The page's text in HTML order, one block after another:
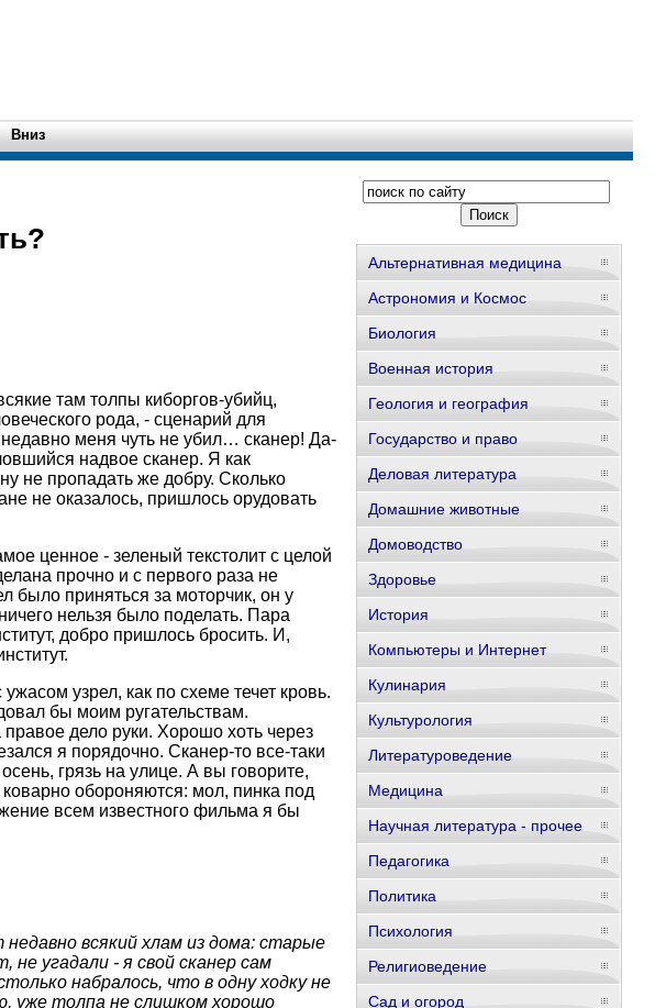
Вниз
там толпы киборгов-убийц,
рода, - сценарий для
меня чуть не убил… сканер! Да-
надвое сканер. Я как
не пропадать же добру. Сколько
не оказалось, пришлось орудовать
ценное - зеленый текстолит с целой
прочно и с первого раза не
было приняться за моторчик, он у
нельзя было поделать. Пара
добро пришлось бросить. И,
узрел, как по схеме течет кровь.
бы моим ругательствам.
дело руки. Хорошо хоть через
я порядочно. Сканер-то все-таки
грязь на улице. А вы говорите,
обороняются: мол, пинка под
всем известного фильма я бы
всякий хлам из дома: старые
угадали - я свой сканер сам
набралось, что в одну ходку не
уже толпа не слишком хорошо
Альтернативная медицина
Астрономия и Космос
Биология
Военная история
Геология и география
Государство и право
Деловая литература
Домашние животные
Домоводство
Здоровье
История
Компьютеры и Интернет
Кулинария
Культурология
Литературоведение
Медицина
Научная литература - прочее
Педагогика
Политика
Психология
Религиоведение
Сад и огород